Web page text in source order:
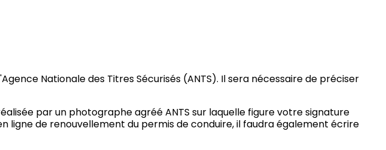
Nationale des Titres Sécurisés (ANTS). Il sera nécessaire de préciser
par un photographe agréé ANTS sur laquelle figure votre signature
ligne de renouvellement du permis de conduire, il faudra également écrire